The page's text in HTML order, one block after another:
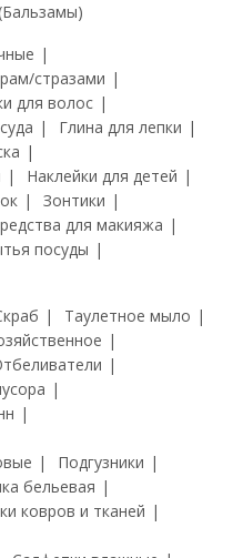
стразами
для волос
Глина для лепки
Наклейки для детей
Зонтики
для макияжа
посуды
Таулетное мыло
Подгузники
бельевая
ковров и тканей